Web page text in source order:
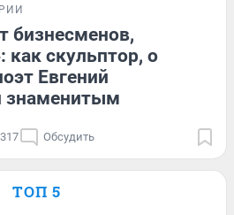
бизнесменов,
как скульптор, о
Евгений
знаменитым
Обсудить
ТОП 5